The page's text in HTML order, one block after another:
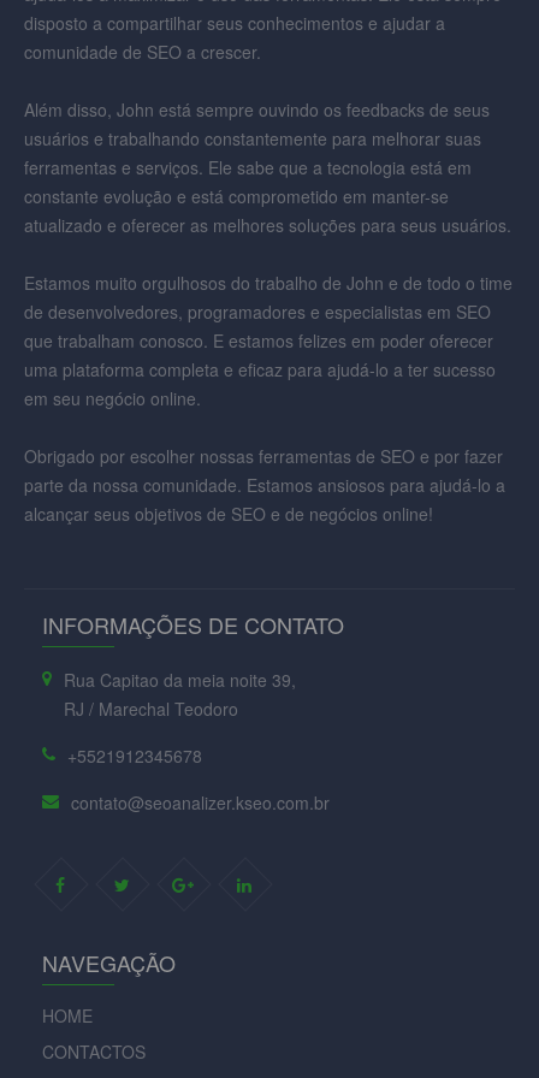
disposto a compartilhar seus conhecimentos e ajudar a
comunidade de SEO a crescer.
Além disso, John está sempre ouvindo os feedbacks de seus
usuários e trabalhando constantemente para melhorar suas
ferramentas e serviços. Ele sabe que a tecnologia está em
constante evolução e está comprometido em manter-se
atualizado e oferecer as melhores soluções para seus usuários.
Estamos muito orgulhosos do trabalho de John e de todo o time
de desenvolvedores, programadores e especialistas em SEO
que trabalham conosco. E estamos felizes em poder oferecer
uma plataforma completa e eficaz para ajudá-lo a ter sucesso
em seu negócio online.
Obrigado por escolher nossas ferramentas de SEO e por fazer
parte da nossa comunidade. Estamos ansiosos para ajudá-lo a
alcançar seus objetivos de SEO e de negócios online!
INFORMAÇÕES DE CONTATO
Rua Capitao da meia noite 39,
RJ / Marechal Teodoro
+5521912345678
contato@seoanalizer.kseo.com.br
NAVEGAÇÃO
HOME
CONTACTOS